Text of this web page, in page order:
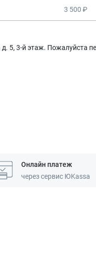
3 500 ₽
5, 3-й этаж. Пожалуйста
Онлайн платеж
через сервис ЮKassa